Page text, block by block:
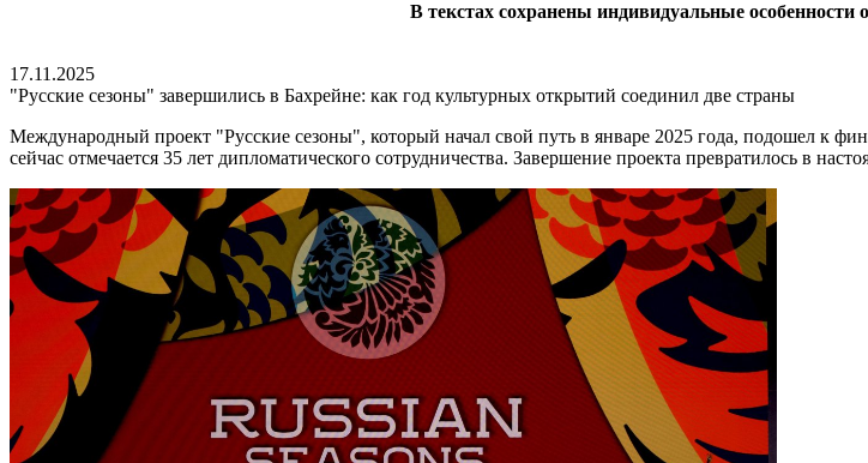
В текстах сохранены индивидуальные
17.11.2025
"Русские сезоны" завершились в Бахрейне: как год культурных открытий соединил две страны
Международный проект "Русские сезоны", который начал свой путь в январе 2025 года, подошел к
сейчас отмечается 35 лет дипломатического сотрудничества. Завершение проекта превратилось в